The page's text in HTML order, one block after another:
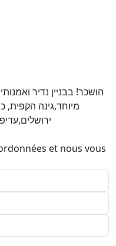
הושכר! בבניין נדיר
מיוחד,גינה הקפית,
et nous vous